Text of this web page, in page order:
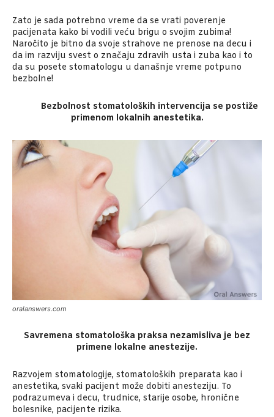
Zato je sada potrebno vreme da se vrati poverenje
pacijenata kako bi vodili veću brigu o svojim zubima!
Naročito je bitno da svoje strahove ne prenose na decu i
da im razviju svest o značaju zdravih usta i zuba kao i to
da su posete stomatologu u današnje vreme potpuno
bezbolne!
Bezbolnost stomatoloških intervencija se postiže
primenom lokalnih anestetika.
oralanswers.com
Savremena stomatološka praksa nezamisliva je bez
primene lokalne anestezije.
Razvojem stomatologije, stomatoloških preparata kao i
anestetika, svaki pacijent može dobiti anesteziju. To
podrazumeva i decu, trudnice, starije osobe, hronične
bolesnike, pacijente rizika.